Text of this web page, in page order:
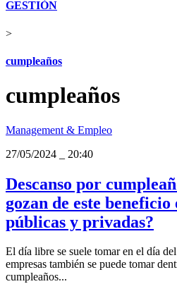
GESTIÓN
>
cumpleaños
cumpleaños
Management & Empleo
27/05/2024
20:40
Descanso por
gozan de este beneficio
públicas y privadas?
El día libre se suele tomar en el día
empresas también se puede tomar
cumpleaños...